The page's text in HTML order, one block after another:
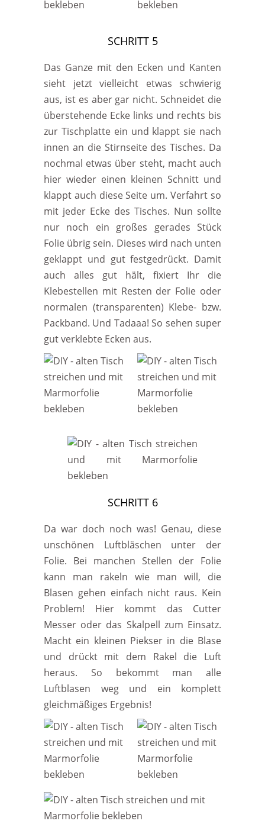
SCHRITT 5
Das Ganze mit den Ecken und Kanten
sieht jetzt vielleicht etwas schwierig
aus, ist es aber gar nicht. Schneidet die
überstehende Ecke links und rechts bis
zur Tischplatte ein und klappt sie nach
innen an die Stirnseite des Tisches. Da
nochmal etwas über steht, macht auch
hier wieder einen kleinen Schnitt und
klappt auch diese Seite um. Verfahrt so
mit jeder Ecke des Tisches. Nun sollte
nur noch ein großes gerades Stück
Folie übrig sein. Dieses wird nach unten
geklappt und gut festgedrückt. Damit
auch alles gut hält, fixiert Ihr die
Klebestellen mit Resten der Folie oder
normalen (transparenten) Klebe- bzw.
Packband. Und Tadaaa! So sehen super
gut verklebte Ecken aus.
SCHRITT 6
Da war doch noch was! Genau, diese
unschönen Luftbläschen unter der
Folie. Bei manchen Stellen der Folie
kann man rakeln wie man will, die
Blasen gehen einfach nicht raus. Kein
Problem! Hier kommt das Cutter
Messer oder das Skalpell zum Einsatz.
Macht ein kleinen Piekser in die Blase
und drückt mit dem Rakel die Luft
heraus. So bekommt man alle
Luftblasen weg und ein komplett
gleichmäßiges Ergebnis!